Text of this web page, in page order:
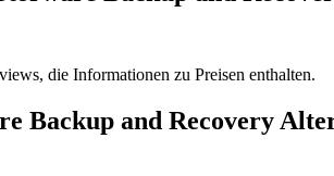
die Informationen zu Preisen enthalten.
Backup and Recovery